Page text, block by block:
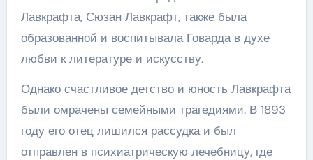
Лавкрафта, Сюзан Лавкрафт, также была
образованной и воспитывала Говарда в духе
любви к литературе и искусству.
Однако счастливое детство и юность Лавкрафта
были омрачены семейными трагедиями. В 1893
году его отец лишился рассудка и был
отправлен в психиатрическую лечебницу, где